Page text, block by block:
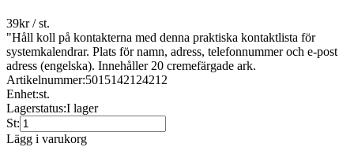
39kr/ st.
"Håll koll på kontakterna med denna praktiska kontaktlista för
systemkalendrar. Plats för namn, adress, telefonnummer och e-post
adress (engelska). Innehåller 20 cremefärgade ark.
Artikelnummer:5015142124212
Enhet:st.
Lagerstatus:I lager
St:
Lägg i varukorg